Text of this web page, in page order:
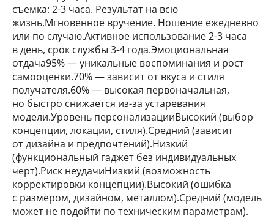
съемка: 2-3 часа. Результат на всю
жизнь.Мгновенное вручение. Ношение ежедневно
или по случаю.Активное использование 2-3 часа
в день, срок службы 3-4 года.Эмоциональная
отдача95% — уникальные воспоминания и рост
самооценки.70% — зависит от вкуса и стиля
получателя.60% — высокая первоначальная,
но быстро снижается из-за устаревания
модели.Уровень персонализацииВысокий (выбор
концепции, локации, стиля).Средний (зависит
от дизайна и предпочтений).Низкий
(функциональный гаджет без индивидуальных
черт).Риск неудачиНизкий (возможность
корректировки концепции).Высокий (ошибка
с размером, дизайном, металлом).Средний (модель
может не подойти по техническим параметрам).